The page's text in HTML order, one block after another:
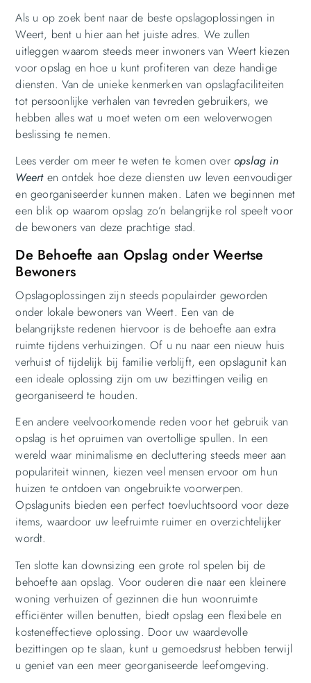
Als u op zoek bent naar de beste opslagoplossingen in
Weert, bent u hier aan het juiste adres. We zullen
uitleggen waarom steeds meer inwoners van Weert kiezen
voor opslag en hoe u kunt profiteren van deze handige
diensten. Van de unieke kenmerken van opslagfaciliteiten
tot persoonlijke verhalen van tevreden gebruikers, we
hebben alles wat u moet weten om een weloverwogen
beslissing te nemen.
Lees verder om meer te weten te komen over opslag in
Weerten ontdek hoe deze diensten uw leven eenvoudiger
en georganiseerder kunnen maken. Laten we beginnen met
een blik op waarom opslag zo’n belangrijke rol speelt voor
de bewoners van deze prachtige stad.
De Behoefte aan Opslag onder Weertse
Bewoners
Opslagoplossingen zijn steeds populairder geworden
onder lokale bewoners van Weert. Een van de
belangrijkste redenen hiervoor is de behoefte aan extra
ruimte tijdens verhuizingen. Of u nu naar een nieuw huis
verhuist of tijdelijk bij familie verblijft, een opslagunit kan
een ideale oplossing zijn om uw bezittingen veilig en
georganiseerd te houden.
Een andere veelvoorkomende reden voor het gebruik van
opslag is het opruimen van overtollige spullen. In een
wereld waar minimalisme en decluttering steeds meer aan
populariteit winnen, kiezen veel mensen ervoor om hun
huizen te ontdoen van ongebruikte voorwerpen.
Opslagunits bieden een perfect toevluchtsoord voor deze
items, waardoor uw leefruimte ruimer en overzichtelijker
wordt.
Ten slotte kan downsizing een grote rol spelen bij de
behoefte aan opslag. Voor ouderen die naar een kleinere
woning verhuizen of gezinnen die hun woonruimte
efficiënter willen benutten, biedt opslag een flexibele en
kosteneffectieve oplossing. Door uw waardevolle
bezittingen op te slaan, kunt u gemoedsrust hebben terwijl
u geniet van een meer georganiseerde leefomgeving.